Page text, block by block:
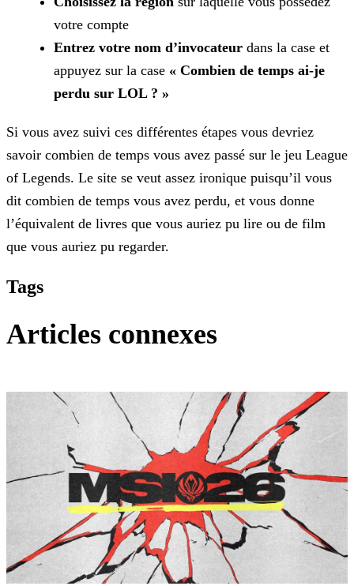
votre compte
Entrez votre nom d’invocateur dans la case et
appuyez sur la case « Combien de temps ai-je
perdu sur LOL ? »
Si vous avez suivi ces différentes étapes vous devriez
savoir combien de temps vous avez passé sur le jeu League
of Legends. Le site se veut assez ironique puisqu’il vous
dit combien de temps vous avez perdu, et vous donne
l’équivalent de livres que vous auriez pu lire ou de film
que vous auriez pu regarder.
Tags
Articles connexes